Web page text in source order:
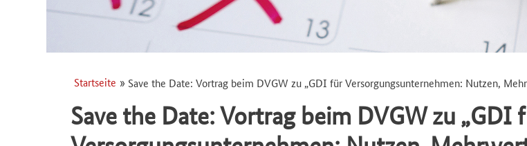
Pfadnavigation
Startseite
Pfadnavigation
Save the Date: Vortrag beim DVGW zu „GDI für Versorgungsunternehmen: Nutzen,
Save the Date: Vortrag beim DVGW zu „GDI